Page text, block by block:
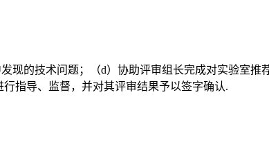
现的技术问题；（d）协助评审组长完成对实验室推
指导、监督，并对其评审结果予以签字确认.